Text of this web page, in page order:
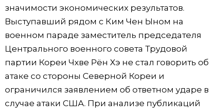
значимости экономических результатов.
Выступавший рядом с Ким Чен Ыном на
военном параде заместитель председателя
Центрального военного совета Трудовой
партии Кореи Чхве Рён Хэ не стал говорить об
атаке со стороны Северной Кореи и
ограничился заявлением об ответном ударе в
случае атаки США. При анализе публикаций